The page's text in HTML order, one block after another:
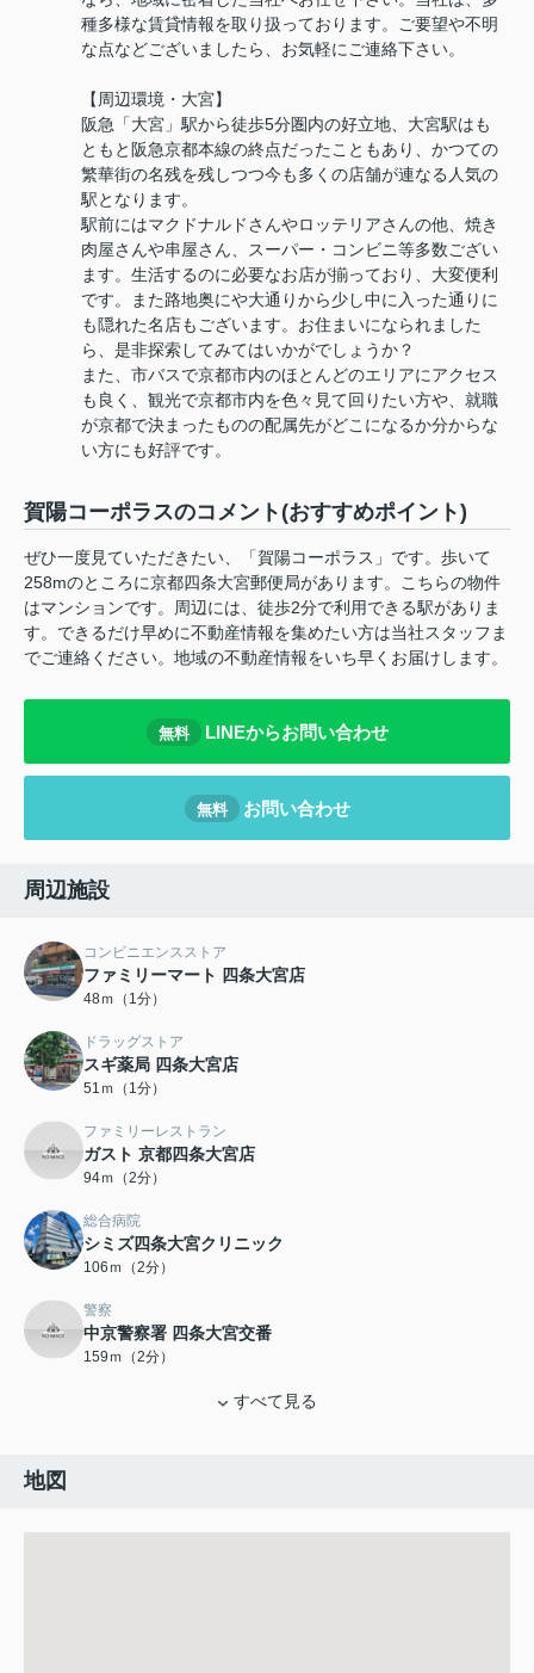
種多様な賃貸情報を取り扱っております。ご要望や不明
な点などございましたら、お気軽にご連絡下さい。
【周辺環境・大宮】
阪急「大宮」駅から徒歩5分圏内の好立地、大宮駅はも
ともと阪急京都本線の終点だったこともあり、かつての
繁華街の名残を残しつつ今も多くの店舗が連なる人気の
駅となります。
駅前にはマクドナルドさんやロッテリアさんの他、焼き
肉屋さんや串屋さん、スーパー・コンビニ等多数ござい
ます。生活するのに必要なお店が揃っており、大変便利
です。また路地奥にや大通りから少し中に入った通りに
も隠れた名店もございます。お住まいになられました
ら、是非探索してみてはいかがでしょうか？
また、市バスで京都市内のほとんどのエリアにアクセス
も良く、観光で京都市内を色々見て回りたい方や、就職
が京都で決まったものの配属先がどこになるか分からな
い方にも好評です。
賀陽コーポラスのコメント(おすすめポイント)
ぜひ一度見ていただきたい、「賀陽コーポラス」です。歩いて
258mのところに京都四条大宮郵便局があります。こちらの物件
はマンションです。周辺には、徒歩2分で利用できる駅がありま
す。できるだけ早めに不動産情報を集めたい方は当社スタッフま
でご連絡ください。地域の不動産情報をいち早くお届けします。
無料 LINEからお問い合わせ
無料 お問い合わせ
周辺施設
コンビニエンスストア
ファミリーマート 四条大宮店
48ｍ（1分）
ドラッグストア
スギ薬局 四条大宮店
51ｍ（1分）
ファミリーレストラン
ガスト 京都四条大宮店
94ｍ（2分）
総合病院
シミズ四条大宮クリニック
106ｍ（2分）
警察
中京警察署 四条大宮交番
159ｍ（2分）
すべて見る
地図